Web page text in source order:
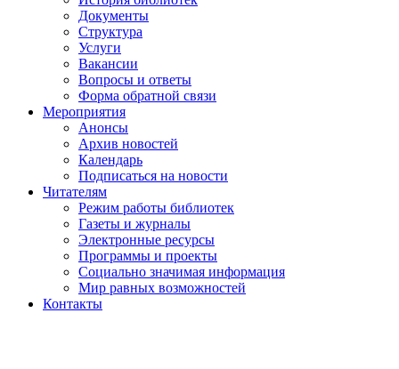
Документы
Структура
Услуги
Вакансии
Вопросы и ответы
Форма обратной связи
Мероприятия
Анонсы
Архив новостей
Календарь
Подписаться на новости
Читателям
Режим работы библиотек
Газеты и журналы
Электронные ресурсы
Программы и проекты
Социально значимая информация
Мир равных возможностей
Контакты